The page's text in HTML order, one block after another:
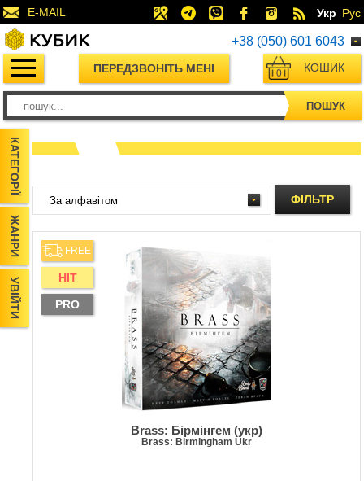
E-MAIL Укр Рус
+38 (050) 601 6043
ПЕРЕДЗВОНІТЬ МЕНІ КОШИК
0
ПОШУК
КАТЕГОРІЇ
ЖАНРИ
УВІЙТИ
ФІЛЬТР
FREE
HIT
PRO
Brass: Бірмінгем (укр)
Brass: Birmingham Ukr